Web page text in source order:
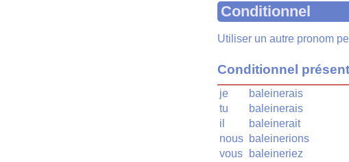
Conditionnel
Utiliser un autre pronom
Conditionnel présent
je
baleinerais
tu
baleinerais
il
baleinerait
nous baleinerions
vous
baleineriez